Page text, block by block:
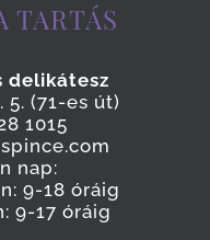
TARTÁS
delikátesz
5. (71-es út)
1015
nap:
9-18 óráig
9-17 óráig